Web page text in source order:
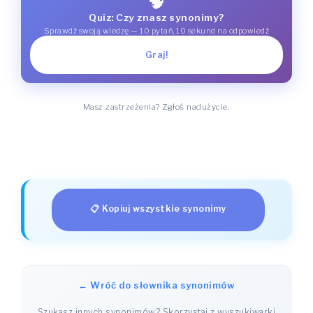
Quiz: Czy znasz synonimy?
Sprawdź swoją wiedzę — 10 pytań, 10 sekund na odpowiedź
Graj!
Masz zastrzeżenia? Zgłoś nadużycie.
📋 Kopiuj wszystkie synonimy
← Wróć do słownika synonimów